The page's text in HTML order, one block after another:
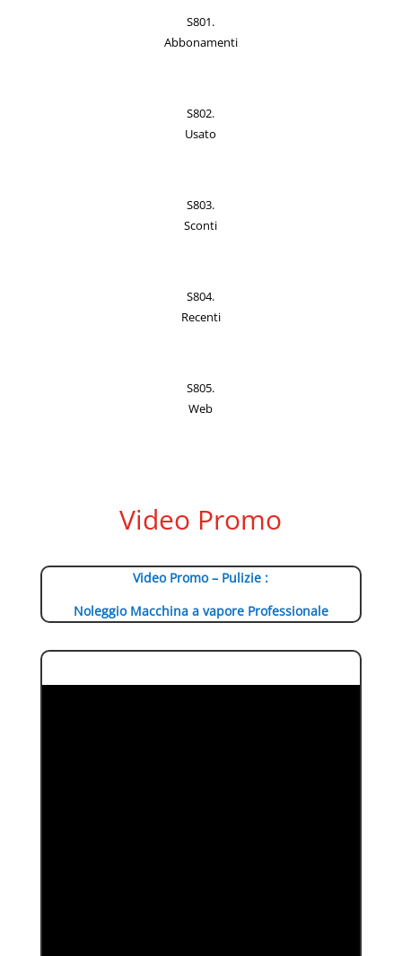
S801.
Abbonamenti
S802.
Usato
S803.
Sconti
S804.
Recenti
S805.
Web
Video Promo
Video Promo – Pulizie :
Noleggio Macchina a vapore Professionale